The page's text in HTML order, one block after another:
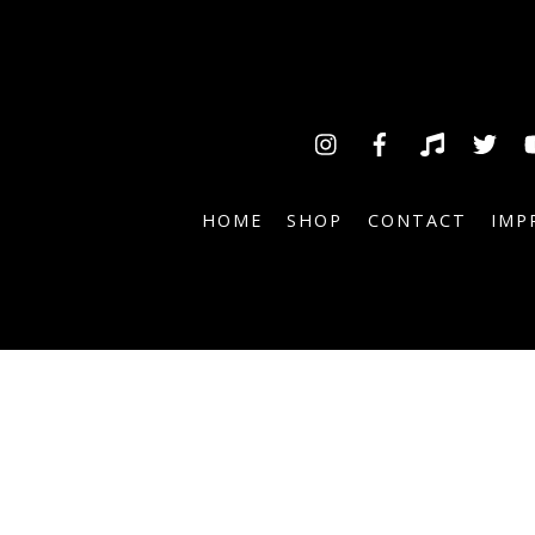
Insta Facebook
HOME SHOP CONTACT